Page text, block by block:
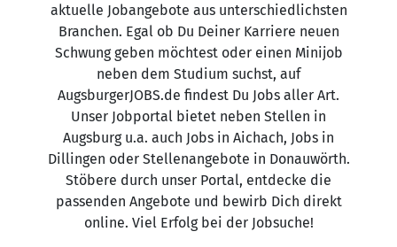
aktuelle Jobangebote aus unterschiedlichsten
Branchen. Egal ob Du Deiner Karriere neuen
Schwung geben möchtest oder einen Minijob
neben dem Studium suchst, auf
AugsburgerJOBS.de findest Du Jobs aller Art.
Unser Jobportal bietet neben Stellen in
Augsburg u.a. auch Jobs in Aichach, Jobs in
Dillingen oder Stellenangebote in Donauwörth.
Stöbere durch unser Portal, entdecke die
passenden Angebote und bewirb Dich direkt
online. Viel Erfolg bei der Jobsuche!